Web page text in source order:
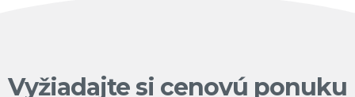
Vyžiadajte si cenovú ponuku